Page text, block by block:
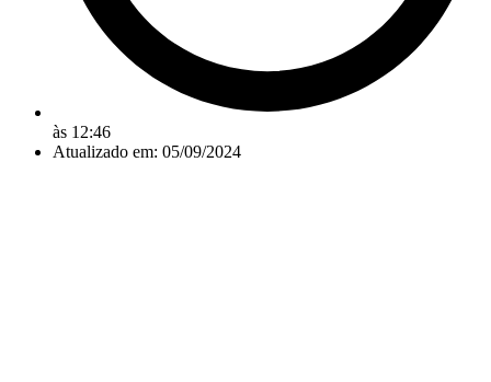
às 12:46
Atualizado em: 05/09/2024